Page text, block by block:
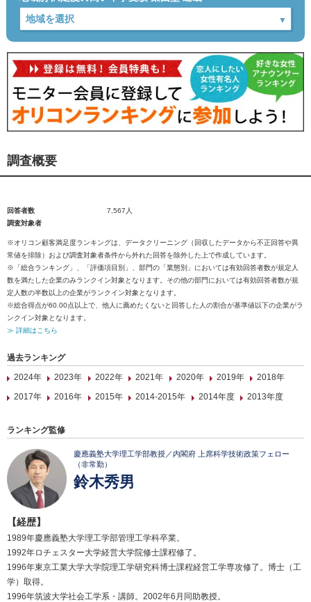
調査概要
回答者数
7,567人
調査対象者
※オリコン顧客満足度ランキングは、データクリーニング（回収したデータから不正回答や異
常値を排除）および調査対象者条件から外れた回答を除外した上で作成しています。
※「総合ランキング」、「評価項目別」、部門の「業態別」においては有効回答者数が規定人
数を満たした企業のみランクイン対象となります。その他の部門においては有効回答者数が規
定人数の半数以上の企業がランクイン対象となります。
※総合得点が60.00点以上で、他人に薦めたくないと回答した人の割合が基準値以下の企業がラ
ンクイン対象となります。
≫ 詳細はこちら
過去ランキング
2024年
2023年 2022年 2021年 2020年 2019年
2018年
2017年
2016年 2015年 2014-2015年 2014年度 2013年度
ランキング監修
慶應義塾大学理工学部教授／内閣府 上席科学技術政策フェロー
（非常勤）
鈴木秀男
【経歴】
1989年慶應義塾大学理工学部管理工学科卒業。
1992年ロチェスター大学経営大学院修士課程修了。
1996年東京工業大学大学院理工学研究科博士課程経営工学専攻修了。博士（工
学）取得。
1996年筑波大学社会工学系・講師。2002年6月同助教授。